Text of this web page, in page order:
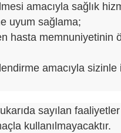
amacıyla sağlık
uyum sağlama;
hasta
amacıyla
sayılan
kullanılmayacaktır.